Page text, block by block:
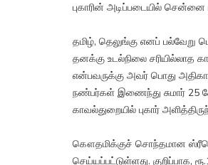
புகாரின் அடிப்படையில்
தமிழ், தெலுங்கு எனப் பல்வேறு
தனக்கு உடல்நிலை சரியில்லாத
என்பவருக்கு அவர் பொது
நண்பர்கள் இணைந்து சுமார் 25
காவல்துறையில் புகார்
கௌதமிக்குச் சொந்தமான
செய்யப்பட்டுள்ளது. குறிப்பாக,